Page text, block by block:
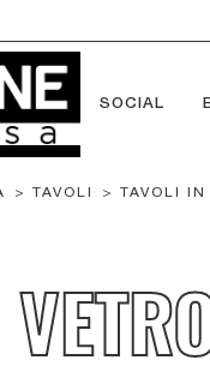
SOCIAL
> TAVOLI > TAVOLI IN